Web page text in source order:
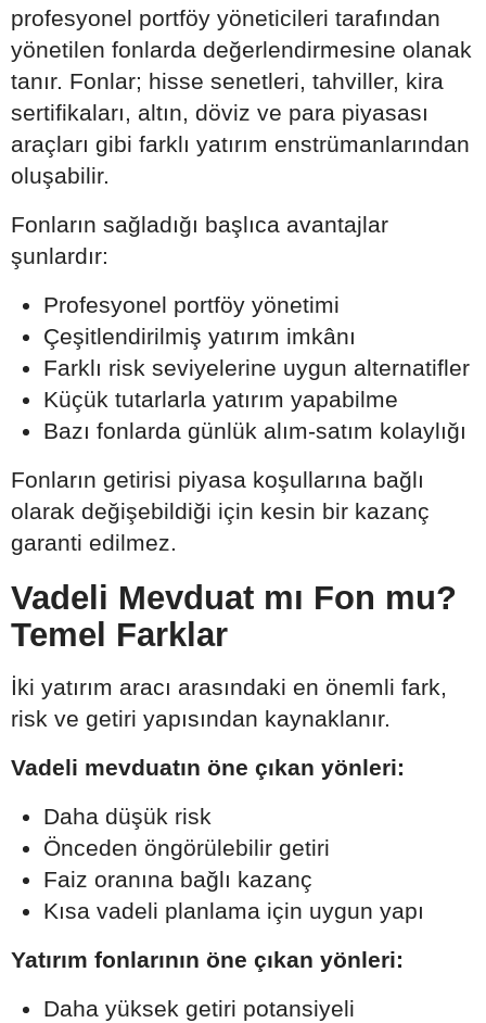
profesyonel portföy yöneticileri tarafından
yönetilen fonlarda değerlendirmesine olanak
tanır. Fonlar; hisse senetleri, tahviller, kira
sertifikaları, altın, döviz ve para piyasası
araçları gibi farklı yatırım enstrümanlarından
oluşabilir.
Fonların sağladığı başlıca avantajlar
şunlardır:
Profesyonel portföy yönetimi
Çeşitlendirilmiş yatırım imkânı
Farklı risk seviyelerine uygun alternatifler
Küçük tutarlarla yatırım yapabilme
Bazı fonlarda günlük alım-satım kolaylığı
Fonların getirisi piyasa koşullarına bağlı
olarak değişebildiği için kesin bir kazanç
garanti edilmez.
Vadeli Mevduat mı Fon mu?
Temel Farklar
İki yatırım aracı arasındaki en önemli fark,
risk ve getiri yapısından kaynaklanır.
Vadeli mevduatın öne çıkan yönleri:
Daha düşük risk
Önceden öngörülebilir getiri
Faiz oranına bağlı kazanç
Kısa vadeli planlama için uygun yapı
Yatırım fonlarının öne çıkan yönleri:
Daha yüksek getiri potansiyeli